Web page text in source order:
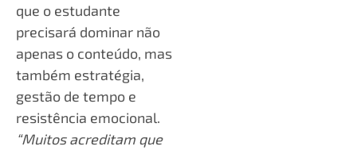
que o estudante
precisará dominar não
apenas o conteúdo, mas
também estratégia,
gestão de tempo e
resistência emocional.
“Muitos acreditam que